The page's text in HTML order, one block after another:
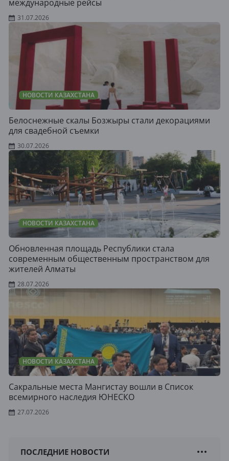
международные рейсы
31.07.2026
НОВОСТИ КАЗАХСТАНА
Белоснежные скалы Бозжыры стали декорациями
для свадебной съемки
30.07.2026
НОВОСТИ КАЗАХСТАНА
Обновленная площадь Республики стала
современным общественным пространством для
жителей Алматы
28.07.2026
НОВОСТИ КАЗАХСТАНА
Сакральные места Мангистау вошли в Список
всемирного наследия ЮНЕСКО
27.07.2026
ПОСЛЕДНИЕ НОВОСТИ